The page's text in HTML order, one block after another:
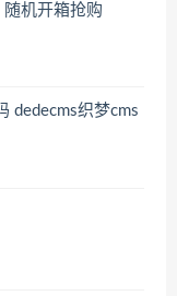
机开箱抢购
dedecms织梦cms